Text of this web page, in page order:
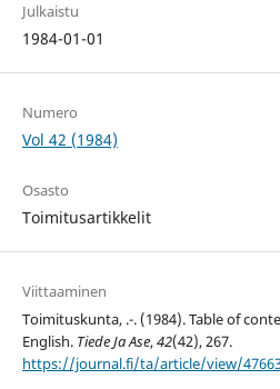
Julkaistu
1984-01-01
Numero
Vol 42 (1984)
Osasto
Toimitusartikkelit
Viittaaminen
Toimituskunta, .-. (1984). Table of
English. Tiede Ja Ase,42(42), 267.
https://journal.fi/ta/article/view/